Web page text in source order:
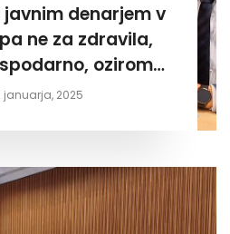
javnim denarjem v
ne za zdravila,
oziroma
na Žalskem«
januarja, 2025